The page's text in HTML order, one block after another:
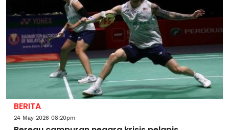
BERITA
24 May 2026 08:20pm